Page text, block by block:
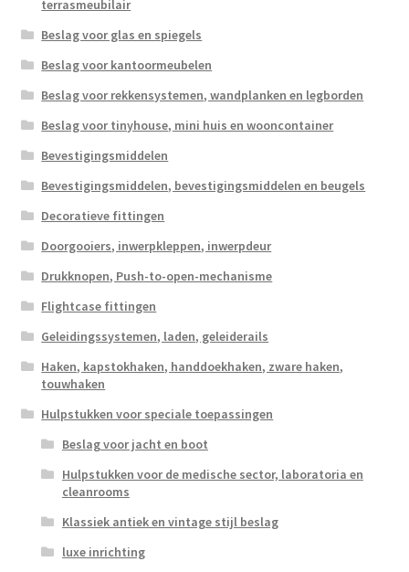
terrasmeubilair
Beslag voor glas en spiegels
Beslag voor kantoormeubelen
Beslag voor rekkensystemen, wandplanken en legborden
Beslag voor tinyhouse, mini huis en wooncontainer
Bevestigingsmiddelen
Bevestigingsmiddelen, bevestigingsmiddelen en beugels
Decoratieve fittingen
Doorgooiers, inwerpkleppen, inwerpdeur
Drukknopen, Push-to-open-mechanisme
Flightcase fittingen
Geleidingssystemen, laden, geleiderails
Haken, kapstokhaken, handdoekhaken, zware haken,
touwhaken
Hulpstukken voor speciale toepassingen
Beslag voor jacht en boot
Hulpstukken voor de medische sector, laboratoria en
cleanrooms
Klassiek antiek en vintage stijl beslag
luxe inrichting